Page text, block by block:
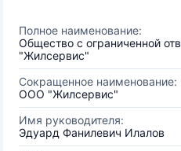
Полное наименование:
Общество с ограниченной
"Жилсервис"
Сокращенное наименование:
ООО "Жилсервис"
Имя руководителя:
Эдуард Фанилевич Илалов